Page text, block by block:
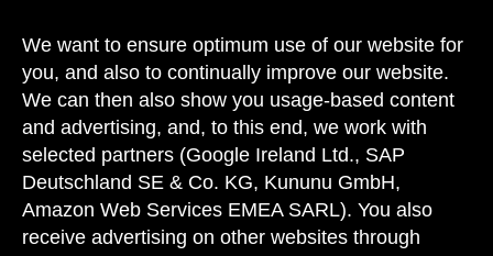
We want to ensure optimum use of our website for
you, and also to continually improve our website.
We can then also show you usage-based content
and advertising, and, to this end, we work with
selected partners (Google Ireland Ltd., SAP
Deutschland SE & Co. KG, Kununu GmbH,
Amazon Web Services EMEA SARL). You also
receive advertising on other websites through